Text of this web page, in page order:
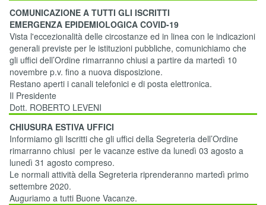
COMUNICAZIONE A TUTTI GLI ISCRITTI
EMERGENZA EPIDEMIOLOGICA COVID-19
Vista l'eccezionalità delle circostanze ed in linea con le indicazioni
generali previste per le istituzioni pubbliche, comunichiamo che
gli uffici dell’Ordine rimarranno chiusi a partire da martedì 10
novembre p.v. fino a nuova disposizione.
Restano aperti i canali telefonici e di posta elettronica.
Il Presidente
Dott. ROBERTO LEVENI
CHIUSURA ESTIVA UFFICI
Informiamo gli Iscritti che gli uffici della Segreteria dell’Ordine
rimarranno chiusi per le vacanze estive da lunedì 03 agosto a
lunedì 31 agosto compreso.
Le normali attività della Segreteria riprenderanno martedì primo
settembre 2020.
Auguriamo a tutti Buone Vacanze.